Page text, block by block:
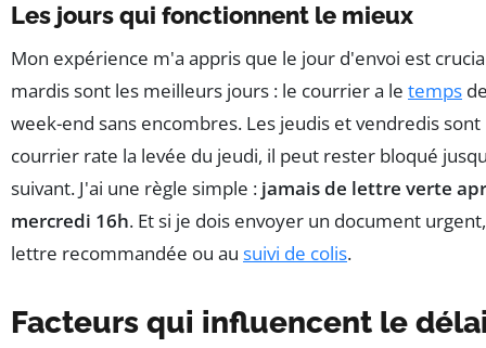
Les jours qui fonctionnent le mieux
Mon expérience m'a appris que le jour d'envoi est
mardis sont les meilleurs jours : le courrier a le temps
week-end sans encombres. Les jeudis et vendredis sont
courrier rate la levée du jeudi, il peut rester bloqué
suivant. J'ai une règle simple : jamais de lettre verte
mercredi 16h. Et si je dois envoyer un document
lettre recommandée ou au suivi de colis.
Facteurs qui influencent le